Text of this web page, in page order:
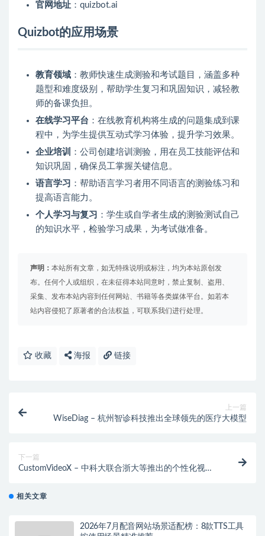
官网地址 ：quizbot.ai
Quizbot的应用场景
教育领域 ：教师快速生成测验和考试题目，涵盖多种
题型和难度级别，帮助学生复习和巩固知识，减轻教
师的备课负担。
在线学习平台 ：在线教育机构将生成的问题集成到课
程中，为学生提供互动式学习体验，提升学习效果。
企业培训
：公司创建培训测验，用在员工技能评估和
知识巩固，确保员工掌握关键信息。
语言学习 ：帮助语言学习者用不同语言的测验练习和
提高语言能力。
个人学习与复习 ：学生或自学者生成的测验测试自己
的知识水平，检验学习成果，为考试做准备。
声明： 本站所有文章，如无特殊说明或标注，均为本站原创发
布。任何个人或组织，在未征得本站同意时，禁止复制、盗用、
采集、发布本站内容到任何网站、书籍等各类媒体平台。如若本
站内容侵犯了原著者的合法权益，可联系我们进行处理。
收藏 海报 链接
上一篇
WiseDiag – 杭州智诊科技推出全球领先的医疗大模型
下一篇
CustomVideoX – 中科大联合浙大等推出的个性化视频
相关文章
2026年7月配音网站场景适配榜：8款TTS工具